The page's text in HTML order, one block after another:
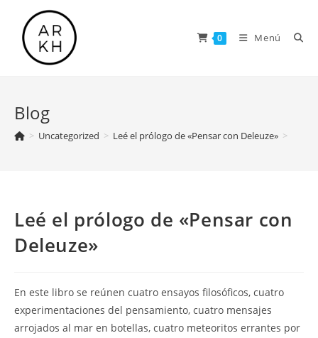
contenido
0 Menú
Blog
> Uncategorized > Leé el prólogo de «Pensar con Deleuze» >
Leé el prólogo de «Pensar con
Deleuze»
En este libro se reúnen cuatro ensayos filosóficos, cuatro
experimentaciones del pensamiento, cuatro mensajes
arrojados al mar en botellas, cuatro meteoritos errantes por